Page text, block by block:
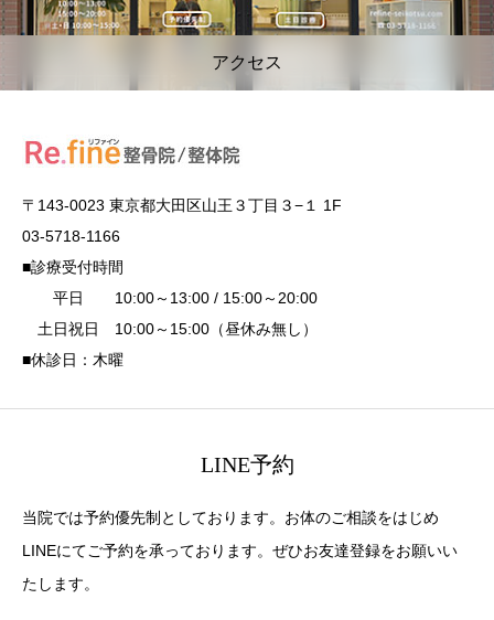
アクセス
〒143-0023 東京都大田区山王３丁目３−１ 1F
03-5718-1166
■診療受付時間
平日 10:00～13:00 / 15:00～20:00
土日祝日 10:00～15:00（昼休み無し）
■休診日：木曜
LINE予約
当院では予約優先制としております。お体のご相談をはじめ
LINEにてご予約を承っております。ぜひお友達登録をお願いい
たします。